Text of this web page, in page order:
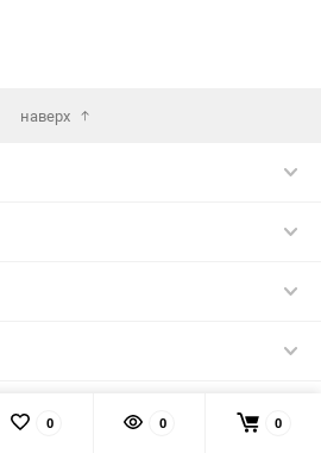
наверх
© 2026
0 0 0